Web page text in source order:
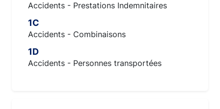
Accidents - Prestations Indemnitaires
1C
Accidents - Combinaisons
1D
Accidents - Personnes transportées